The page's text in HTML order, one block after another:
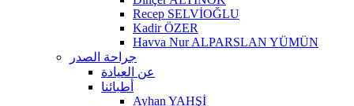
Recep SELVİOĞLU
Kadir ÖZER
Havva Nur ALPARSLAN YÜMÜN
جراحة الصدر
عن العيادة
أطبائنا
Ayhan YAHŞİ